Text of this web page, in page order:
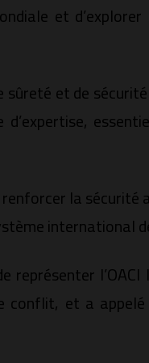
et
et de
la sécurité
international
conflit, et a